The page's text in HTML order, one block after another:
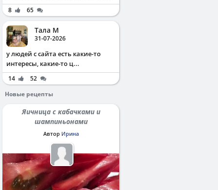
8 65
Тала М
31-07-2026
у людей с сайта есть какие-то
интересы, какие-то ц...
14
52
Новые рецепты
Яичница с кабачками и
шампиньонами
Автор Ирина